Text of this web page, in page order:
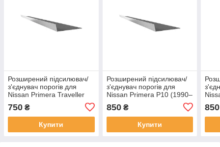
Розширений підсилювач/
з'єднувач порогів для
Nissan Primera Traveller
750 ₴
Купити
Розширений підсилювач/
з'єднувач порогів для
Nissan Primera P10 (1990–
850₴
Купити
850